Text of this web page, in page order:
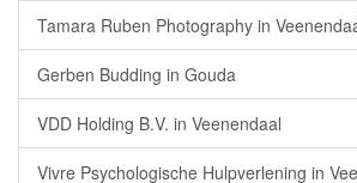
Tamara Ruben Photography in
Gerben Budding in Gouda
VDD Holding B.V. in Veenendaal
Vivre Psychologische Hulpverlening in